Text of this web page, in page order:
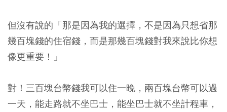
但沒有說的「那是因為我的選擇，不是因為只想省那
幾百塊錢的住宿錢，而是那幾百塊錢對我來說比你想
像更重要！」
對！三百塊台幣錢我可以住一晚，兩百塊台幣可以過
一天，能走路就不坐巴士，能坐巴士就不坐計程車，